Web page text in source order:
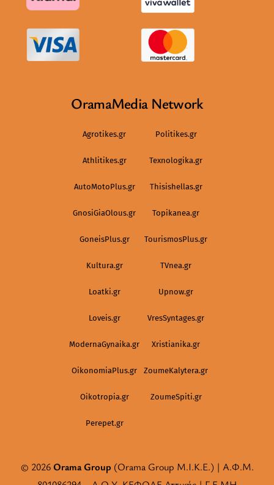
OramaMedia Network
Agrotikes.gr Politikes.gr
Athlitikes.gr Texnologika.gr
AutoMotoPlus.gr Thisishellas.gr
GnosiGiaOlous.gr Topikanea.gr
GoneisPlus.gr TourismosPlus.gr
Kultura.gr TVnea.gr
Loatki.gr Upnow.gr
Loveis.gr VresSyntages.gr
ModernaGynaika.gr Xristianika.gr
OikonomiaPlus.gr ZoumeKalytera.gr
Oikotropia.gr ZoumeSpiti.gr
Perepet.gr
© 2026Orama Group (Orama Group Μ.Ι.Κ.Ε.) | Α.Φ.Μ.